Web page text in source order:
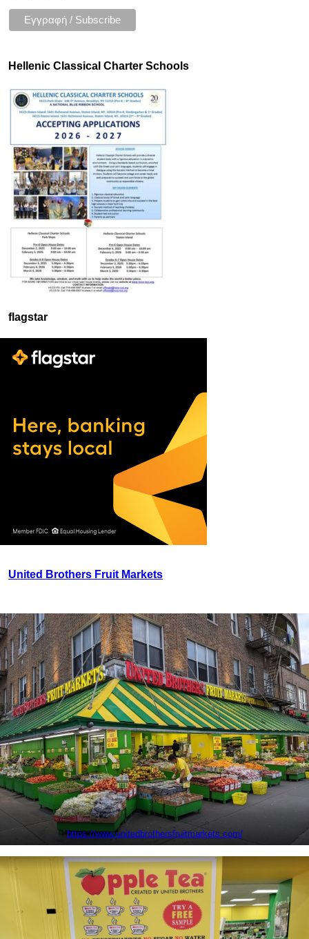
Hellenic Classical Charter Schools
flagstar
United Brothers Fruit Markets
https://www.unitedbrothersfruitmarkets.com/